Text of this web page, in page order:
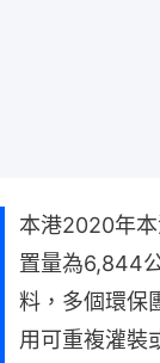
本港2020年
置量為6,844
料，多個環保
用可重複灌裝